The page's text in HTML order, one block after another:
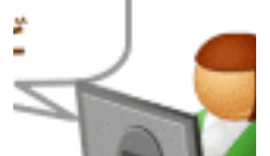
マップクエスト編集部
2013年9月27日
タイ王国の現地法人「MapQuestAsia」
に60％出資
現地技術者を活かしたオフショア開発と地図情報製品の開発･販